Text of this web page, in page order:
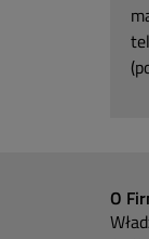
O